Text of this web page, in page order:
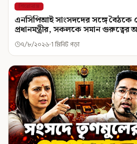
শিরোনাম
এনসিপিআই সাংসদদের সঙ্গে বৈঠকে
প্রধানমন্ত্রীর, সকলকে সমান গুরুত্বের
৭/৮/২০২৬ 1 মিনিট পড়া